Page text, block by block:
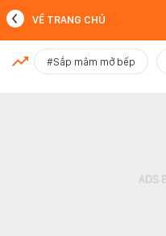
MỚI NHẤT
VỀ TRANG CHỦ
#Sắp mâm mở bếp